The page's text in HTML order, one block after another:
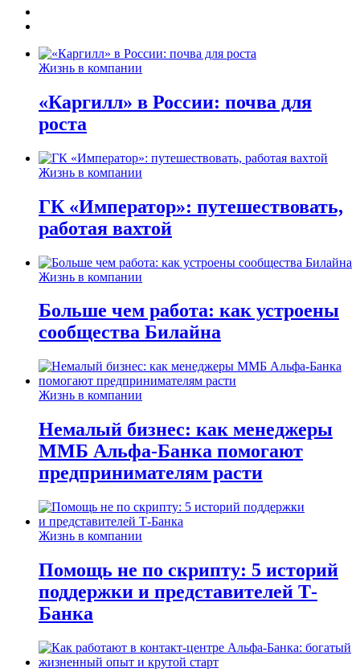
Жизнь в компании
«Каргилл» в России: почва для
роста
Жизнь в компании
ГК «Император»: путешествовать,
работая вахтой
Жизнь в компании
Больше чем работа: как устроены
сообщества Билайна
Жизнь в компании
Немалый бизнес: как менеджеры
ММБ Альфа-Банка помогают
предпринимателям расти
Жизнь в компании
Помощь не по скрипту: 5 историй
поддержки и представителей Т-
Банка